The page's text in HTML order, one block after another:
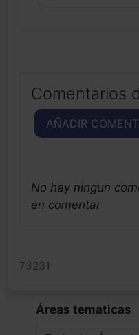
Comentarios
AÑADIR
No hay ningun
en comentar
73231
Áreas tematicas